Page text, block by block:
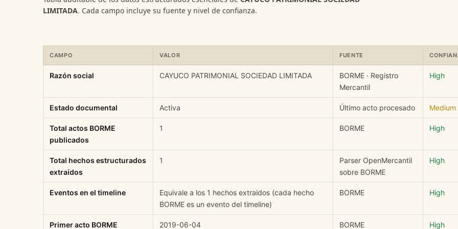
LIMITADA. Cada campo incluye su fuente y nivel de confianza.
CAMPO VALOR FUENTE
Razón social CAYUCO PATRIMONIAL SOCIEDAD LIMITADA
BORME · Registro
Mercantil
High
Estado documental Activa Último acto procesado Medium
Total actos BORME
publicados
1 BORME High
Total hechos estructurados
extraídos
1
Parser OpenMercantil
sobre BORME
High
Eventos en el timeline
Equivale a los 1 hechos extraidos (cada hecho
BORME es un evento del timeline)
BORME High
Primer acto BORME 2019-06-04 BORME High